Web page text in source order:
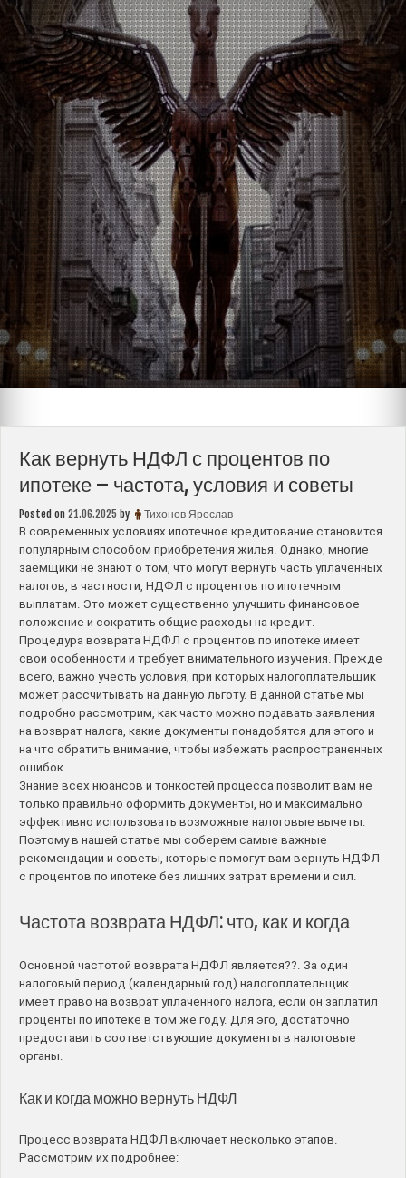
Как вернуть НДФЛ с процентов по
ипотеке – частота, условия и советы
Posted on 21.06.2025 by
Тихонов Ярослав
В современных условиях ипотечное кредитование становится
популярным способом приобретения жилья. Однако, многие
заемщики не знают о том, что могут вернуть часть уплаченных
налогов, в частности, НДФЛ с процентов по ипотечным
выплатам. Это может существенно улучшить финансовое
положение и сократить общие расходы на кредит.
Процедура возврата НДФЛ с процентов по ипотеке имеет
свои особенности и требует внимательного изучения. Прежде
всего, важно учесть условия, при которых налогоплательщик
может рассчитывать на данную льготу. В данной статье мы
подробно рассмотрим, как часто можно подавать заявления
на возврат налога, какие документы понадобятся для этого и
на что обратить внимание, чтобы избежать распространенных
ошибок.
Знание всех нюансов и тонкостей процесса позволит вам не
только правильно оформить документы, но и максимально
эффективно использовать возможные налоговые вычеты.
Поэтому в нашей статье мы соберем самые важные
рекомендации и советы, которые помогут вам вернуть НДФЛ
с процентов по ипотеке без лишних затрат времени и сил.
Частота возврата НДФЛ: что, как и когда
Основной частотой возврата НДФЛ является??. За один
налоговый период (календарный год) налогоплательщик
имеет право на возврат уплаченного налога, если он заплатил
проценты по ипотеке в том же году. Для эго, достаточно
предоставить соответствующие документы в налоговые
органы.
Как и когда можно вернуть НДФЛ
Процесс возврата НДФЛ включает несколько этапов.
Рассмотрим их подробнее: